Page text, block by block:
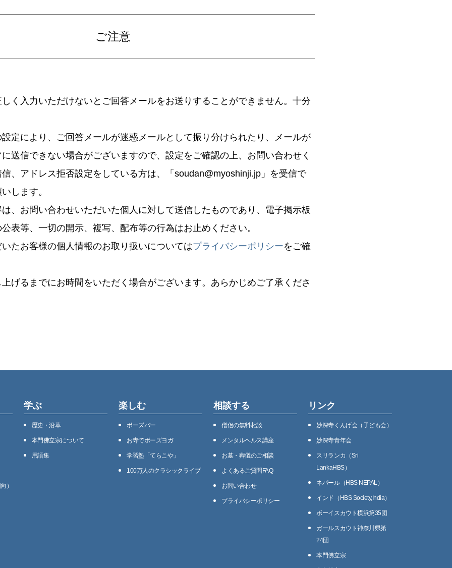
ご注意
しく入力いただけないとご回答メールをお送りすることができません。十分
設定により、ご回答メールが迷惑メールとして振り分けられたり、メールが
送信できない場合がございますので、設定をご確認の上、お問い合わせく
、アドレス拒否設定をしている方は、「soudan@myoshinji.jp」を受信で
します。
は、お問い合わせいただいた個人に対して送信したものであり、電子掲示板
表等、一切の開示、複写、配布等の行為はお止めください。
いたお客様の個人情報のお取り扱いについてはプライバシーポリシーをご確
上げるまでにお時間をいただく場合がございます。あらかじめご了承くださ
）
学ぶ
歴史・沿⾰
本⾨佛⽴宗について
用語集
楽しむ
ボーズバー
お寺でボーズヨガ
学習塾「てらこや」
100万⼈のクラシックライブ
相談する
僧侶の無料相談
メンタルヘルス講座
お墓・葬儀のご相談
よくあるご質問FAQ
お問い合わせ
プライバシーポリシー
リンク
妙深寺くんげ会（⼦ども会）
妙深寺⻘年会
スリランカ（Sri
LankaHBS）
ネパール（HBS NEPAL）
インド（HBS Society,India）
ボーイスカウト横浜第35団
ガールスカウト神奈川県第
24団
本門佛立宗